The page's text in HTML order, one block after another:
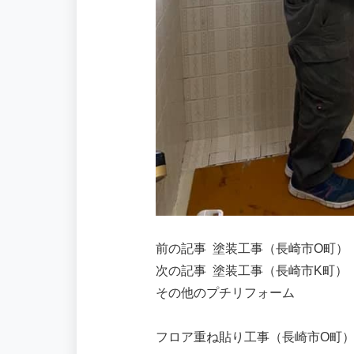
前の記事 塗装工事（長崎市O町）
次の記事 塗装工事（長崎市K町）
その他のプチリフォーム
フロア重ね貼り工事（長崎市O町）